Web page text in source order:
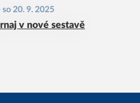
so 20. 9. 2025
v nové sestavě